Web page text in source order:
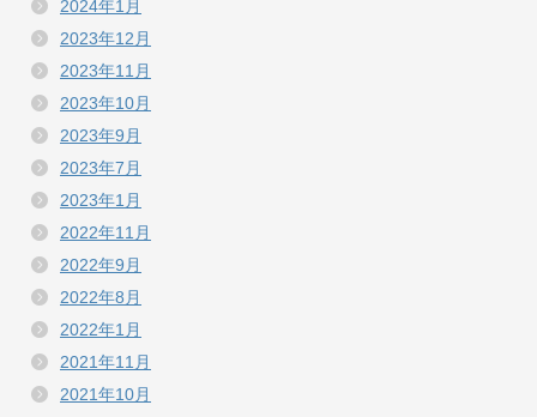
2024年1月
2023年12月
2023年11月
2023年10月
2023年9月
2023年7月
2023年1月
2022年11月
2022年9月
2022年8月
2022年1月
2021年11月
2021年10月